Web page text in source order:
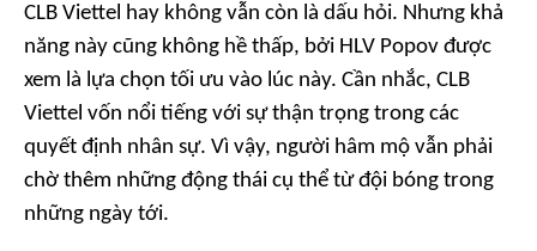
CLB Viettel hay không vẫn còn là dấu hỏi. Nhưng khả
năng này cũng không hề thấp, bởi HLV Popov được
xem là lựa chọn tối ưu vào lúc này. Cần nhắc, CLB
Viettel vốn nổi tiếng với sự thận trọng trong các
quyết định nhân sự. Vì vậy, người hâm mộ vẫn phải
chờ thêm những động thái cụ thể từ đội bóng trong
những ngày tới.